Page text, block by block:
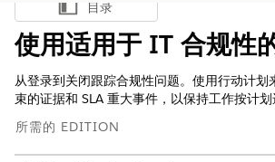
显示目录
目录
使用适用于 IT 合规性
从登录到关闭跟踪合规性问题。使用行动计划
束的证据和 SLA 重大事件，以保持工作按计划
所需的 EDITION